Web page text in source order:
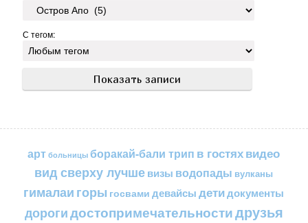
С тегом:
арт больницы боракай-бали трип в гостяхвидео
вид сверху лучшевизы водопады вулканы
гималаи горы госвами девайсы детидокументы
дорогидостопримечательностидрузья